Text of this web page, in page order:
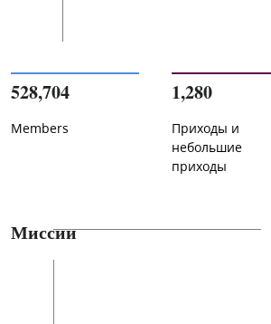
528,704
Members
1,280
Приходы и
небольшие
приходы
Миссии